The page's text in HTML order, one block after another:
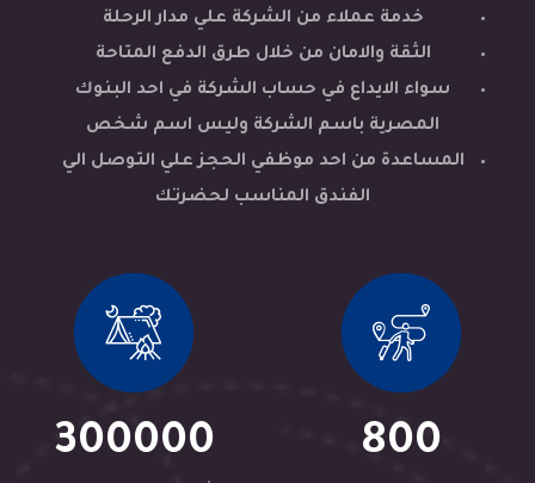
خدمة عملاء من الشركة علي مدار الرحلة
الثقة والامان من خلال طرق الدفع المتاحة
سواء الايداع في حساب الشركة في احد البنوك
المصرية باسم الشركة وليس اسم شخص
المساعدة من احد موظفي الحجز علي التوصل الي
الفندق المناسب لحضرتك
800
300000